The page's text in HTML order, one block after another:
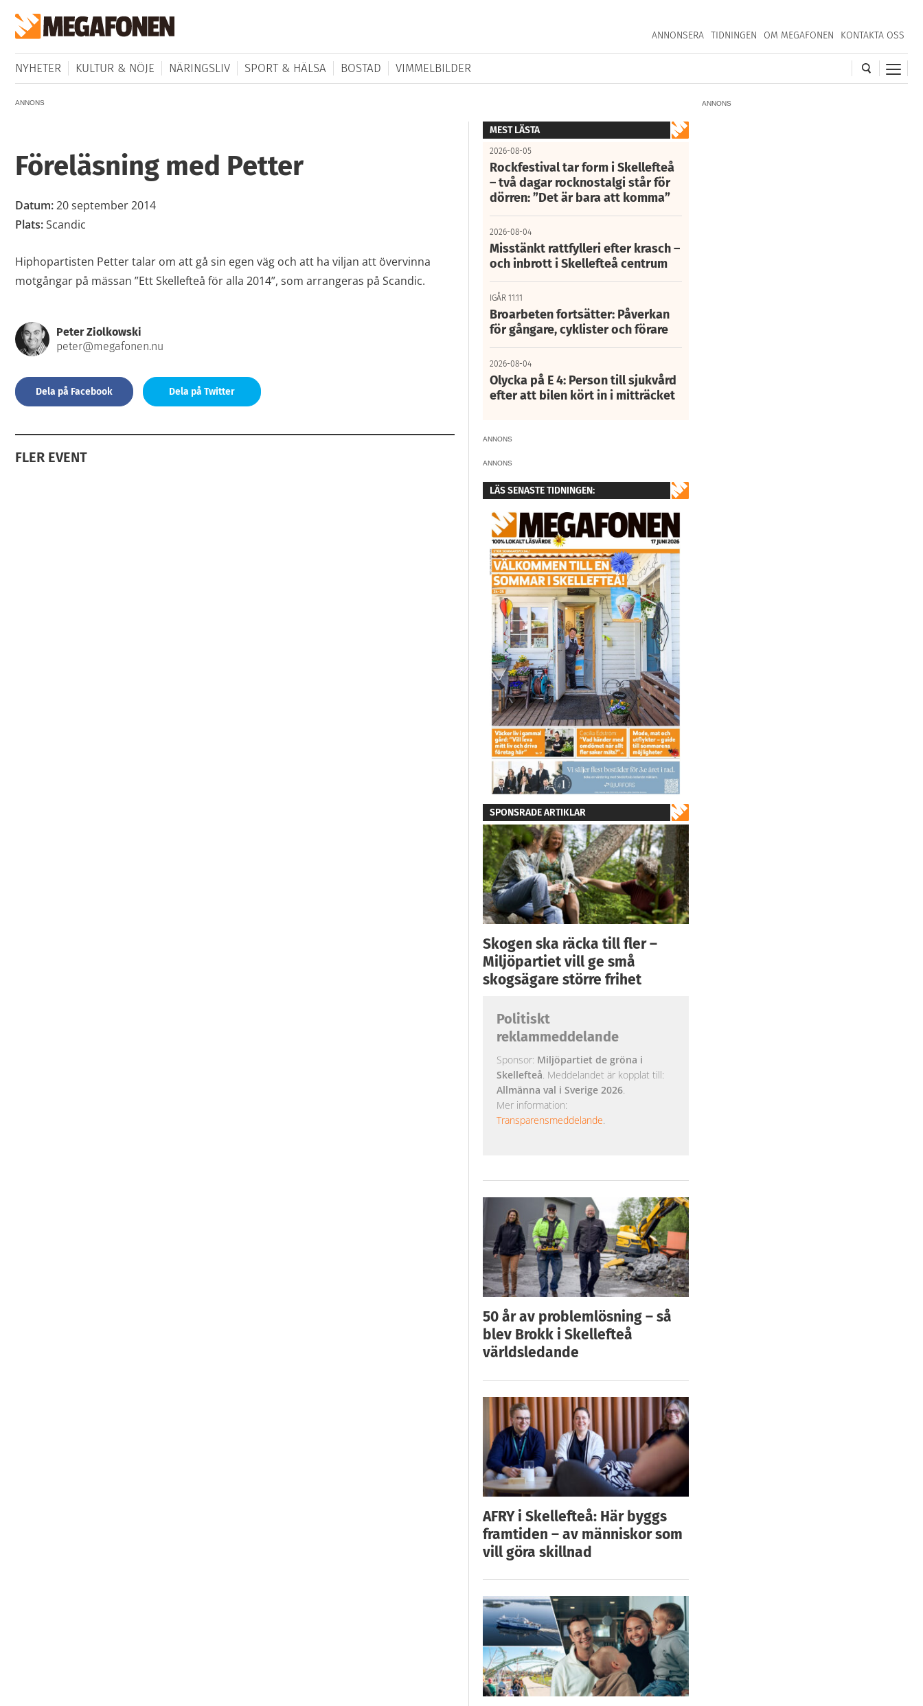
ANNONSERA TIDNINGEN OM MEGAFONEN KONTAKTA OSS
NYHETER KULTUR & NÖJE NÄRINGSLIV SPORT & HÄLSA BOSTAD VIMMELBILDER
ANNONS
ANNONS
Föreläsning med Petter
Datum:20 september 2014
Plats:Scandic
Hiphopartisten Petter talar om att gå sin egen väg och att ha viljan att övervinna
motgångar på mässan ”Ett Skellefteå för alla 2014”, som arrangeras på Scandic.
Peter Ziolkowski
peter@megafonen.nu
Dela på Facebook Dela på Twitter
FLER EVENT
MEST LÄSTA
2026-08-05
Rockfestival tar form i Skellefteå
– två dagar rocknostalgi står för
dörren: ”Det är bara att komma”
2026-08-04
Misstänkt rattfylleri efter krasch –
och inbrott i Skellefteå centrum
IGÅR 11:11
Broarbeten fortsätter: Påverkan
för gångare, cyklister och förare
2026-08-04
Olycka på E 4: Person till sjukvård
efter att bilen kört in i mitträcket
ANNONS
ANNONS
LÄS SENASTE TIDNINGEN:
SPONSRADE ARTIKLAR
Skogen ska räcka till fler –
Miljöpartiet vill ge små
skogsägare större frihet
Politiskt
reklammeddelande
Sponsor: Miljöpartiet de gröna i
Skellefteå. Meddelandet är kopplat till:
Allmänna val i Sverige 2026.
Mer information:
Transparensmeddelande.
50 år av problemlösning – så
blev Brokk i Skellefteå
världsledande
AFRY i Skellefteå: Här byggs
framtiden – av människor som
vill göra skillnad